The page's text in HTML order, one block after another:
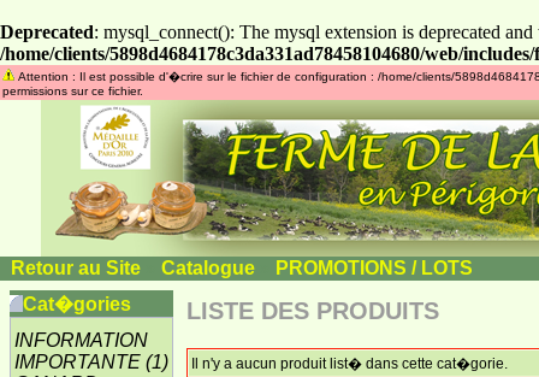
Deprecated: mysql_connect(): The mysql extension is deprecated
/home/clients/5898d4684178c3da331ad78458104680/web/
Attention : Il est possible d'�crire sur le fichier de configuration : /home/clients/
permissions sur ce fichier.
Retour au Site Catalogue
PROMOTIONS / LOTS
Cat�gories
INFORMATION
IMPORTANTE (1)
LISTE DES PRODUITS
Il n'y a aucun produit list� dans cette cat�gorie.